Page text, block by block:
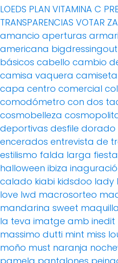
LOEDS PLAN VITAMINA C
TRANSPARENCIAS VOTAR
amancio aperturas
americana bigdressingout
básicos cabello cambio
camisa vaquera
capa centro comercial
comodómetro con dos
cosmobelleza
deportivas desfile dorado
encerados entrevista de
estilismo falda larga fiesta
halloween ibiza
calado kiabi kidsdoo lady
love lwd macrosorteo
mandarina sweet
la teva imatge amb inedit
massimo dutti mint miss
moño must naranja